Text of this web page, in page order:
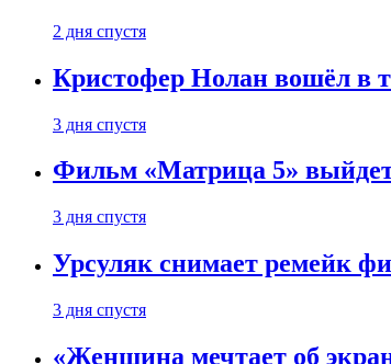
2 дня спустя
Кристофер Нолан вошёл в
3 дня спустя
Фильм «Матрица 5»
3 дня спустя
Урсуляк снимает ремейк
3 дня спустя
«Женщина мечтает об